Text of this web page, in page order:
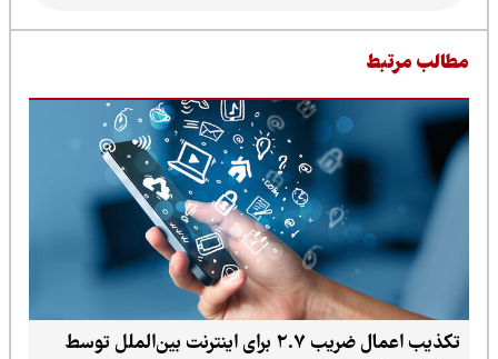
مرتبط
تکذیب اعمال ضریب ۲.۷ برای اینترنت بین‌الملل توسط